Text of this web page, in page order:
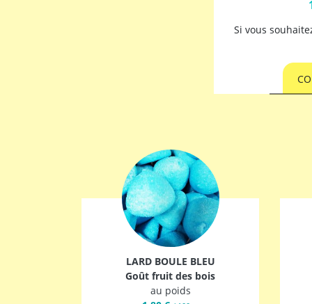
Si vous
LARD BOULE BLEU
Goût fruit des bois
au poids